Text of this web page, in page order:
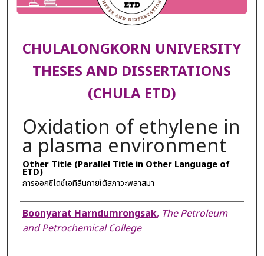
CHULALONGKORN UNIVERSITY
THESES AND DISSERTATIONS
(CHULA ETD)
Oxidation of ethylene in
a plasma environment
Other Title (Parallel Title in Other Language of
ETD)
การออกซิไดซ์เอทิลีนภายใต้สภาวะพลาสมา
Author
Boonyarat Harndumrongsak, The Petroleum
and Petrochemical College